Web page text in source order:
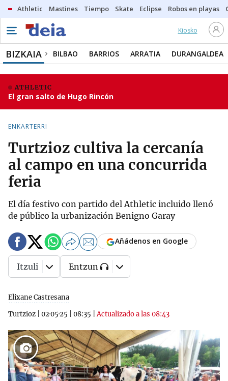
Athletic Mastines Tiempo Skate Eclipse Robos en playas
Kiosko
BIZKAIA BILBAO BARRIOS ARRATIA DURANGALDEA
ATHLETIC
El gran salto de Hugo Rincón
ENKARTERRI
Turtzioz cultiva la cercanía
al campo en una concurrida
feria
El día festivo con partido del Athletic incluido llenó
de público la urbanización Benigno Garay
Elixane Castresana
Turtzioz
02·05·25 08:35 |Actualizado a las 08:43
Añádenos en Google
Itzuli Entzun
7